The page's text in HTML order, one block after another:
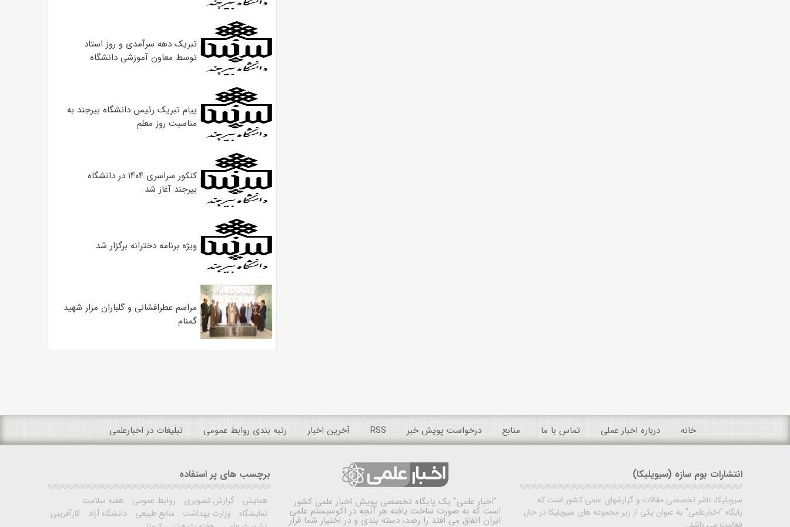
تبریک دهه سرآمدی و روز استاد
توسط معاون آموزشی دانشگاه
پیام تبریک رئیس دانشگاه بیرجند به
مناسبت روز معلم
کنکور سراسری ۱۴۰۴ در دانشگاه
بیرجند آغاز شد
ویژه برنامه دخترانه برگزار شد
مراسم عطرافشانی و گلباران مزار شهید
گمنام
خانه درباره اخبار عملی تماس با ما منابع درخواست پویش خبر RSS آخرین اخبار رتبه بندی روابط عمومی تبلیغات در اخبارعلمی
انتشارات بوم سازه (سیویلیکا)
سیویلیکا، ناشر تخصصی مقالات و گزارشهای علمی کشور است که
پایگاه "اخبارعلمی" به عنوان یکی از زیر مجموعه های سیویلیکا در حال
"اخبار علمی" یک پایگاه تخصصی پویش اخبار علمی کشور
است که به صورت ساخت یافته هر آنچه در اکوسیستم علمی
ایران اتفاق می افتد را رصد، دسته بندی و در اختیار شما قرار
برچسب های پر استفاده
همایش گزارش تصویری روابط عمومی
هفته سلامت
نمایشگاه
وزارت بهداشت منابع طبیعی دانشگاه آزاد
کارآفرینی